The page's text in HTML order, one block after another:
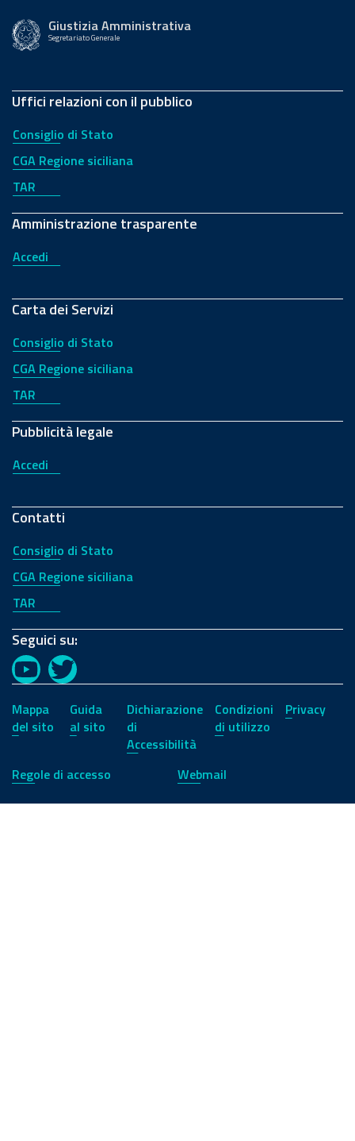
Giustizia Amministrativa
Segretariato Generale
Uffici relazioni con il pubblico
Consiglio di Stato
CGA Regione siciliana
TAR
Amministrazione trasparente
Accedi
Carta dei Servizi
Consiglio di Stato
CGA Regione siciliana
TAR
Pubblicità legale
Accedi
Contatti
Consiglio di Stato
CGA Regione siciliana
TAR
Seguici su:
YouTubeTwitter
Mappa
del sito
Guida
al sito
Dichiarazione
di
Accessibilità
Condizioni
di utilizzo
Privacy
Regole di accesso Webmail